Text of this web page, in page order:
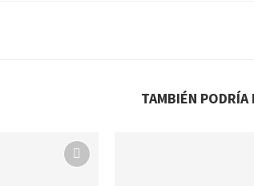
TAMBIÉN PODRÍA